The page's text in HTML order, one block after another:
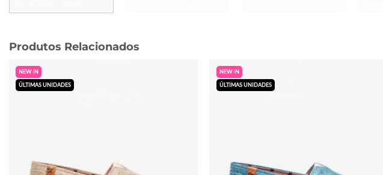
Produtos Relacionados
NEW IN
ÚLTIMAS UNIDADES
NEW IN
ÚLTIMAS UNIDADES